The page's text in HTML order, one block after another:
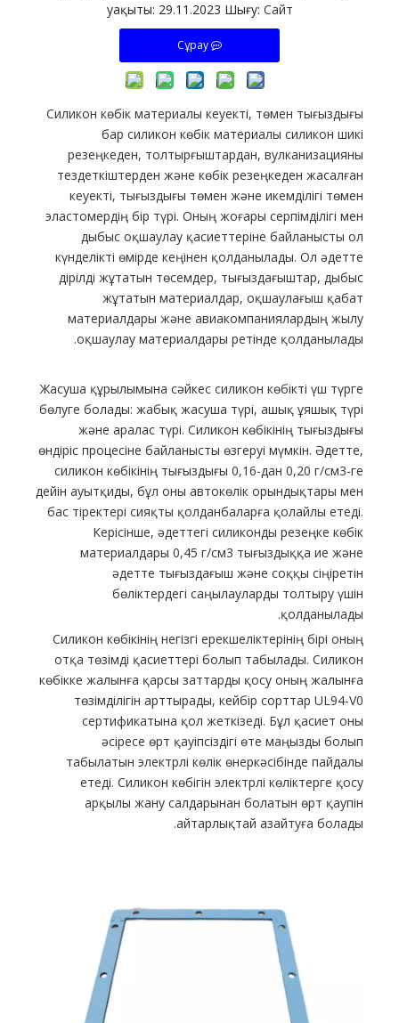
уақыты: 29.11.2023 Шығу: Сайт
Сұрау
Силикон көбік материалы кеуекті, төмен тығыздығы
бар силикон көбік материалы силикон шикі
резеңкеден, толтырғыштардан, вулканизацияны
тездеткіштерден және көбік резеңкеден жасалған
кеуекті, тығыздығы төмен және икемділігі төмен
эластомердің бір түрі. Оның жоғары серпімділігі мен
дыбыс оқшаулау қасиеттеріне байланысты ол
күнделікті өмірде кеңінен қолданылады. Ол әдетте
дірілді жұтатын төсемдер, тығыздағыштар, дыбыс
жұтатын материалдар, оқшаулағыш қабат
материалдары және авиакомпаниялардың жылу
оқшаулау материалдары ретінде қолданылады.
Жасуша құрылымына сәйкес силикон көбікті үш түрге
бөлуге болады: жабық жасуша түрі, ашық ұяшық түрі
және аралас түрі. Силикон көбікінің тығыздығы
өндіріс процесіне байланысты өзгеруі мүмкін. Әдетте,
силикон көбікінің тығыздығы 0,16-дан 0,20 г/см3-ге
дейін ауытқиды, бұл оны автокөлік орындықтары мен
бас тіректері сияқты қолданбаларға қолайлы етеді.
Керісінше, әдеттегі силиконды резеңке көбік
материалдары 0,45 г/см3 тығыздыққа ие және
әдетте тығыздағыш және соққы сіңіретін
бөліктердегі саңылауларды толтыру үшін
қолданылады.
Силикон көбікінің негізгі ерекшеліктерінің бірі оның
отқа төзімді қасиеттері болып табылады. Силикон
көбікке жалынға қарсы заттарды қосу оның жалынға
төзімділігін арттырады, кейбір сорттар UL94-V0
сертификатына қол жеткізеді. Бұл қасиет оны
әсіресе өрт қауіпсіздігі өте маңызды болып
табылатын электрлі көлік өнеркәсібінде пайдалы
етеді. Силикон көбігін электрлі көліктерге қосу
арқылы жану салдарынан болатын өрт қаупін
айтарлықтай азайтуға болады.